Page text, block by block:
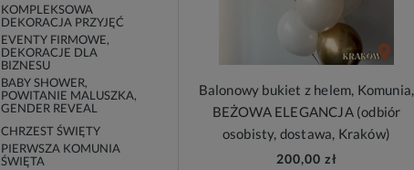
KOMPLEKSOWA
DEKORACJA PRZYJĘĆ
EVENTY FIRMOWE,
DEKORACJE DLA
BIZNESU
BABY SHOWER,
POWITANIE MALUSZKA,
GENDER REVEAL
CHRZEST ŚWIĘTY
PIERWSZA KOMUNIA
ŚWIĘTA
Balonowy bukiet z helem, Komunia,
BEŻOWA ELEGANCJA (odbiór
osobisty, dostawa, Kraków)
200,00 zł